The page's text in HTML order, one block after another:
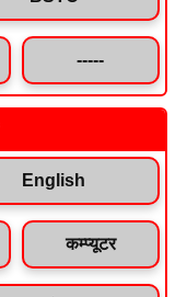
-----
English
कम्प्यूटर